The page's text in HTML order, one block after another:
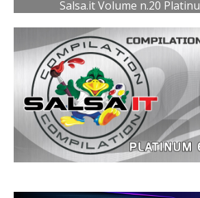
Salsa.it Volume n.20